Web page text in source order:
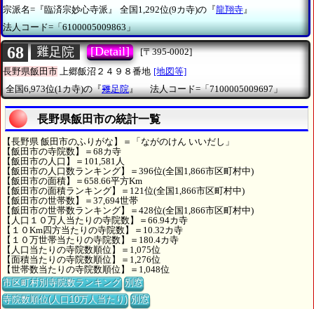
宗派名=『臨済宗妙心寺派』
全国1,292位(9カ寺)の『龍翔寺』
法人コード=「6100005009863」
68 𨿸足院 [Detail]
[〒395-0002]
長野県飯田市 上郷飯沼２４９８番地 [地図等]
全国6,973位(1カ寺)の『𨿸足院』 法人コード=「7100005009697」
長野県飯田市の統計一覧
【長野県 飯田市のふりがな】＝「ながのけん いいだし」
【飯田市の寺院数】＝68カ寺
【飯田市の人口】＝101,581人
【飯田市の人口数ランキング】＝396位(全国1,866市区町村中)
【飯田市の面積】＝658.66平方Km
【飯田市の面積ランキング】＝121位(全国1,866市区町村中)
【飯田市の世帯数】＝37,694世帯
【飯田市の世帯数ランキング】＝428位(全国1,866市区町村中)
【人口１０万人当たりの寺院数】＝66.94カ寺
【１０Km四方当たりの寺院数】＝10.32カ寺
【１０万世帯当たりの寺院数】＝180.4カ寺
【人口当たりの寺院数順位】＝1,075位
【面積当たりの寺院数順位】＝1,276位
【世帯数当たりの寺院数順位】＝1,048位
市区町村別寺院数ランキング 別窓
寺院数順位(人口10万人当たり) 別窓